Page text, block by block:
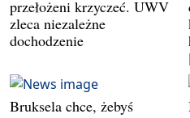
przełożeni krzyczeć. UWV
zleca niezależne
dochodzenie
Bruksela chce, żebyś